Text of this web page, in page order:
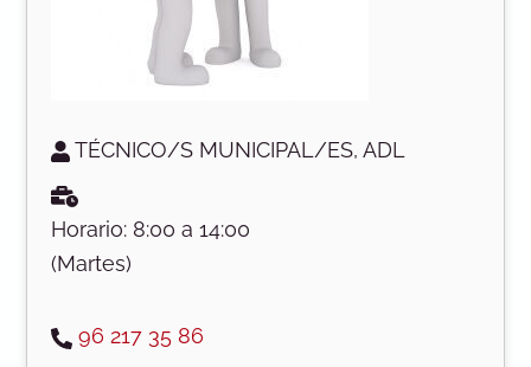
TÉCNICO/S MUNICIPAL/ES, ADL
Horario: 8:00 a 14:00
(Martes)
96 217 35 86